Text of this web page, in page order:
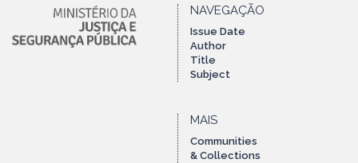
NAVEGAÇÃO
Issue Date
Author
Title
Subject
MAIS
Communities
& Collections